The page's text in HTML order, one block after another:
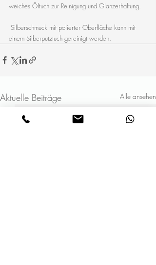
weiches Öltuch zur Reinigung und Glanzerhaltung.
einem Silberputztuch gereinigt werden.
Aktuelle Beiträge Alle ansehen